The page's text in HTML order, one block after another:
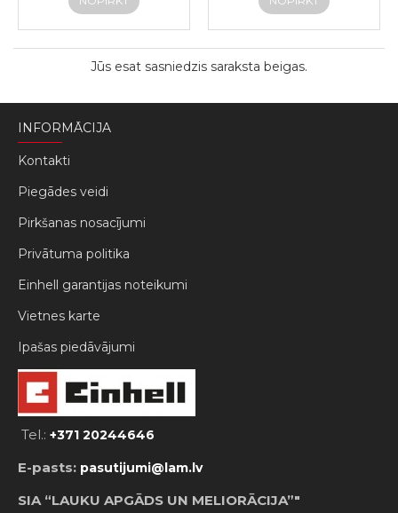
Jūs esat sasniedzis saraksta beigas.
INFORMĀCIJA
Kontakti
Piegādes veidi
Pirkšanas nosacījumi
Privātuma politika
Einhell garantijas noteikumi
Vietnes karte
Ipašas piedāvājumi
Tel.: +371 20244646
E-pasts: pasutijumi@lam.lv
SIA “LAUKU APGĀDS UN MELIORĀCIJA”"